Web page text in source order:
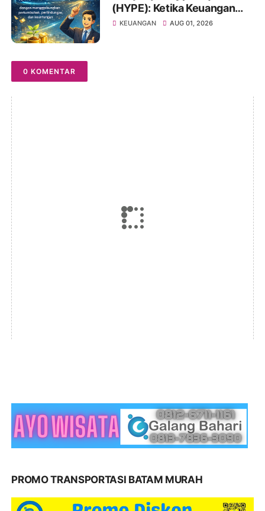
(HYPE): Ketika Keuangan
Tradisional Berkelindan
KEUANGAN AUG 01, 2026
0 KOMENTAR
PROMO TRANSPORTASI BATAM MURAH